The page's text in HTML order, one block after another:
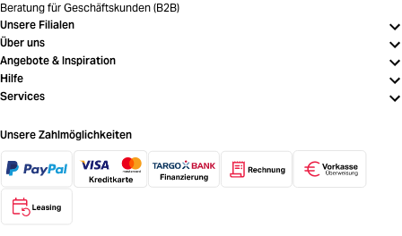
Beratung für Geschäftskunden (B2B)
Unsere Filialen
Über uns
Angebote & Inspiration
Hilfe
Services
Unsere Zahlmöglichkeiten